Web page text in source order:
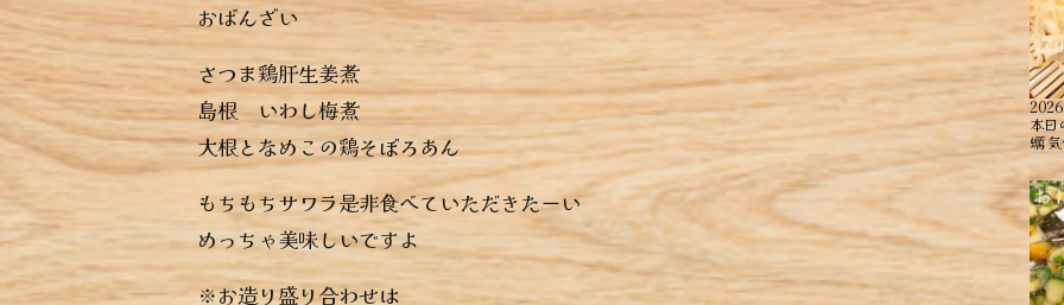
おばんざい
︎さつま鶏肝生姜煮
︎島根 いわし梅煮
︎大根となめこの鶏そぼろあん
もちもちサワラ是非食べていただきたーい
めっちゃ美味しいですよ
※お造り盛り合わせは
本
蠣